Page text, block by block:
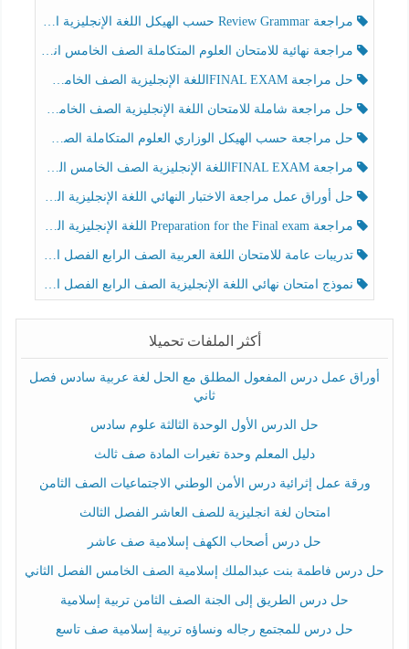
مراجعة Review Grammar حسب الهيكل اللغة الإنجليزية الصف الخامس الفصل الثالث
مراجعة نهائية للامتحان العلوم المتكاملة الصف الخامس انسبير الفصل الثالث
حل مراجعة FINAL EXAMاللغة الإنجليزية الصف الخامس الفصل الثالث
حل مراجعة شاملة للامتحان اللغة الإنجليزية الصف الخامس الفصل الثالث
حل مراجعة حسب الهيكل الوزاري العلوم المتكاملة الصف الخامس عام الفصل الثالث
مراجعة FINAL EXAMاللغة الإنجليزية الصف الخامس الفصل الثالث
حل أوراق عمل مراجعة الاختبار النهائي اللغة الإنجليزية الصف الرابع الفصل الثالث
مراجعة Preparation for the Final exam اللغة الإنجليزية الصف الرابع الفصل الثالث
تدريبات عامة للامتحان اللغة العربية الصف الرابع الفصل الثالث
نموذج امتحان نهائي اللغة الإنجليزية الصف الرابع الفصل الثالث
أكثر الملفات تحميلا
أوراق عمل درس المفعول المطلق مع الحل لغة عربية سادس فصل
ثاني
حل الدرس الأول الوحدة الثالثة علوم سادس
دليل المعلم وحدة تغيرات المادة صف ثالث
ورقة عمل إثرائية درس الأمن الوطني الاجتماعيات الصف الثامن
امتحان لغة انجليزية للصف العاشر الفصل الثالث
حل درس أصحاب الكهف إسلامية صف عاشر
حل درس فاطمة بنت عبدالملك إسلامية الصف الخامس الفصل الثاني
حل درس الطريق إلى الجنة الصف الثامن تربية إسلامية
حل درس للمجتمع رجاله ونساؤه تربية إسلامية صف تاسع